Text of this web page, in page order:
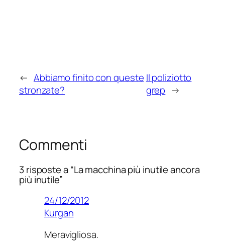
← Abbiamo finito con queste
stronzate?
Il poliziotto
grep →
Commenti
3 risposte a “La macchina più inutile ancora
più inutile”
24/12/2012
Kurgan
Meravigliosa.